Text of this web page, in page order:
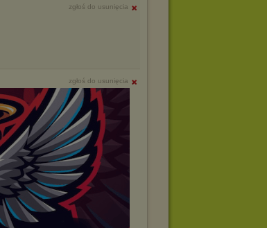
zgłoś do usunięcia
zgłoś do usunięcia